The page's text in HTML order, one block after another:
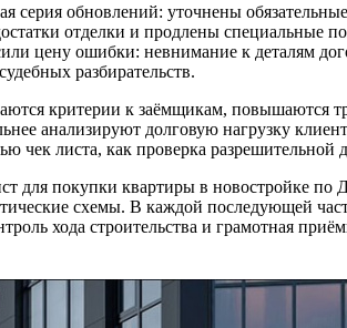
серия обновлений: уточнены
отделки и продлены специальные
цену ошибки: невнимание к деталям
разбирательств.
критерии к заёмщикам, повышаются
анализируют долговую нагрузку
чек листа, как проверка
для покупки квартиры в новостройке
схемы. В каждой последующей
хода строительства и грамотная